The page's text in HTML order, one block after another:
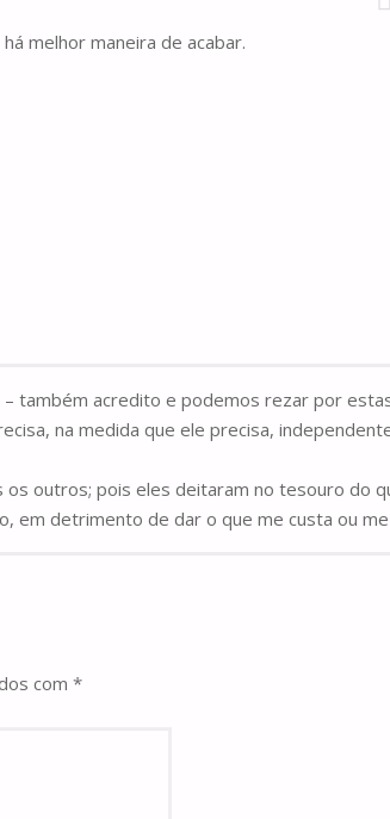
melhor maneira de acabar.
– também acredito e podemos rezar por
na medida que ele precisa,
outros; pois eles deitaram no tesouro do
em detrimento de dar o que me custa ou
com *